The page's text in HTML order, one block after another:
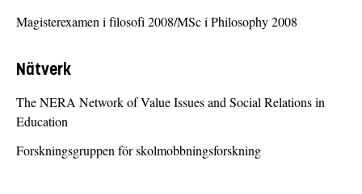
Magisterexamen i filosofi 2008/MSc i Philosophy 2008
Nätverk
The NERA Network of Value Issues and Social Relations in
Education
Forskningsgruppen för skolmobbningsforskning